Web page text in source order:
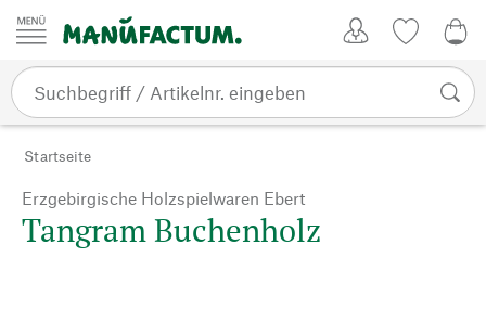
Zum Inhalt springen
Startseite
Erzgebirgische Holzspielwaren Ebert
Tangram Buchenholz